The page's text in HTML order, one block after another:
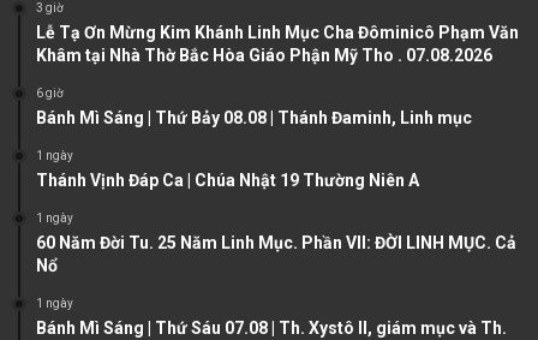
u
s
g
e
3 giờ
Lễ Tạ Ơn Mừng Kim Khánh Linh Mục Cha Đôminicô Phạm Văn
Khâm tại Nhà Thờ Bắc Hòa Giáo Phận Mỹ Tho . 07.08.2026
6 giờ
Bánh Mì Sáng | Thứ Bảy 08.08 | Thánh Đaminh, Linh mục
1 ngày
Thánh Vịnh Đáp Ca | Chúa Nhật 19 Thường Niên A
1 ngày
60 Năm Đời Tu. 25 Năm Linh Mục. Phần VII: ĐỜI LINH MỤC. Cả
Nổ
1 ngày
Bánh Mì Sáng | Thứ Sáu 07.08 | Th. Xystô II, giám mục và Th.